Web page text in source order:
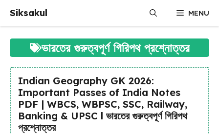
content
Siksakul MENU
ভারতের গুরুত্বপূর্ণ গিরিপথ প্রশ্নোত্তর
Indian Geography GK 2026:
Important Passes of India Notes
PDF | WBCS, WBPSC, SSC, Railway,
Banking & UPSC l ভারতের গুরুত্বপূর্ণ গিরিপথ
প্রশ্নোত্তর